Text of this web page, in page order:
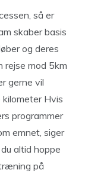
så er
skaber basis
og deres
rejse mod 5km
gerne vil
Hvis
programmer
emnet, siger
altid hoppe
på